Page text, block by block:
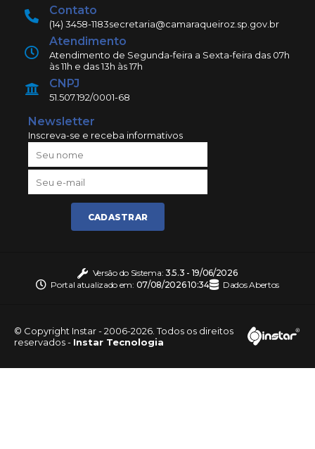
Contato
(14) 3458-1183secretaria@camaraqueiroz.sp.gov.br
Atendimento
Atendimento de Segunda-feira a Sexta-feira das 07h
às 11h e das 13h às 17h
CNPJ
51.507.192/0001-68
Newsletter
Inscreva-se e receba informativos
CADASTRAR
Versão do Sistema: 3.5.3 - 19/06/2026
Portal atualizado em: 07/08/2026 10:34 Dados Abertos
© Copyright Instar - 2006-2026. Todos os direitos
reservados - Instar Tecnologia